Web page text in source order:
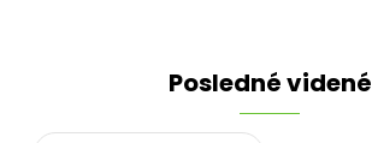
Posledné videné